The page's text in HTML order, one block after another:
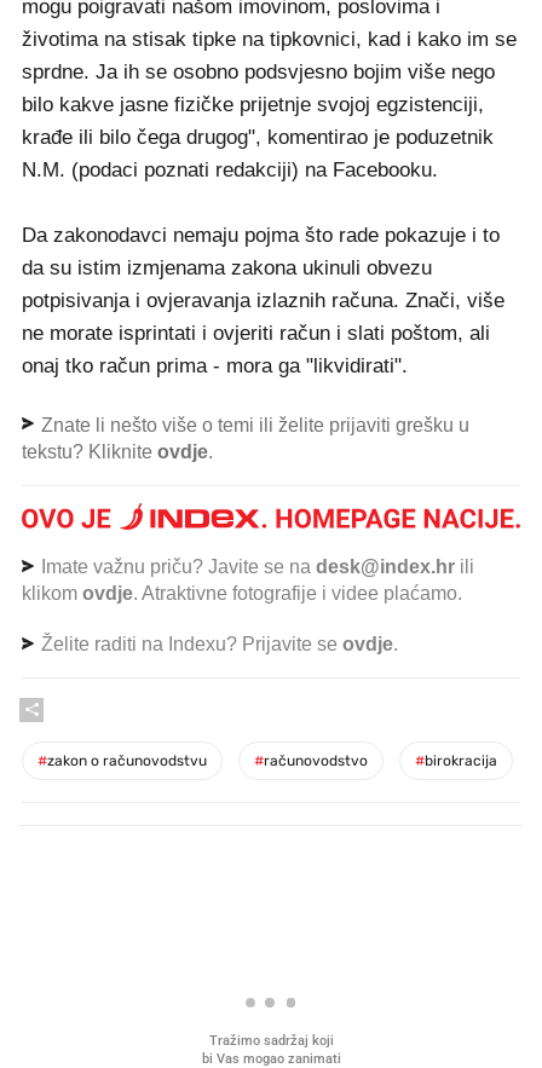
mogu poigravati našom imovinom, poslovima i
životima na stisak tipke na tipkovnici, kad i kako im se
sprdne. Ja ih se osobno podsvjesno bojim više nego
bilo kakve jasne fizičke prijetnje svojoj egzistenciji,
krađe ili bilo čega drugog", komentirao je poduzetnik
N.M. (podaci poznati redakciji) na Facebooku.
Da zakonodavci nemaju pojma što rade pokazuje i to
da su istim izmjenama zakona ukinuli obvezu
potpisivanja i ovjeravanja izlaznih računa. Znači, više
ne morate isprintati i ovjeriti račun i slati poštom, ali
onaj tko račun prima - mora ga "likvidirati".
Znate li nešto više o temi ili želite prijaviti grešku u
tekstu? Kliknite ovdje.
Imate važnu priču? Javite se na desk@index.hr ili
klikom ovdje. Atraktivne fotografije i videe plaćamo.
Želite raditi na Indexu? Prijavite se ovdje.
#zakon o računovodstvu #računovodstvo #birokracija